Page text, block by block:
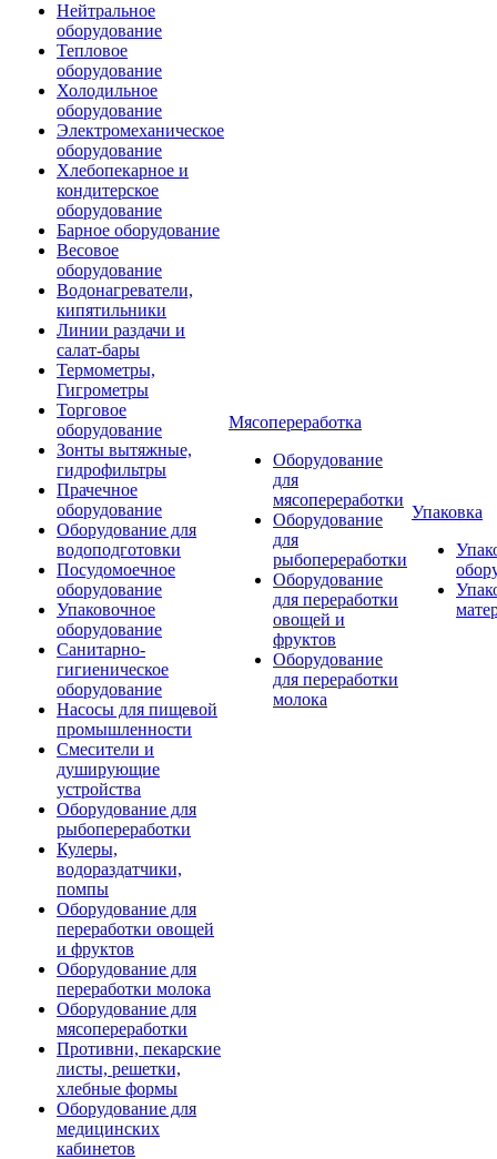
Нейтральное
оборудование
Тепловое
оборудование
Холодильное
оборудование
Электромеханическое
оборудование
Хлебопекарное и
кондитерское
оборудование
Барное оборудование
Весовое
оборудование
Водонагреватели,
кипятильники
Линии раздачи и
салат-бары
Термометры,
Гигрометры
Торговое
оборудование
Зонты вытяжные,
гидрофильтры
Прачечное
оборудование
Оборудование для
водоподготовки
Посудомоечное
оборудование
Упаковочное
оборудование
Санитарно-
гигиеническое
оборудование
Насосы для пищевой
промышленности
Смесители и
душирующие
устройства
Оборудование для
рыбопереработки
Кулеры,
водораздатчики,
помпы
Оборудование для
переработки овощей
и фруктов
Оборудование для
переработки молока
Оборудование для
мясопереработки
Противни, пекарские
листы, решетки,
хлебные формы
Оборудование для
медицинских
кабинетов
Мясопереработка
Оборудование
для
мясопереработки
Оборудование
для
рыбопереработки
Оборудование
для переработки
овощей и
фруктов
Оборудование
для переработки
молока
Упаковка